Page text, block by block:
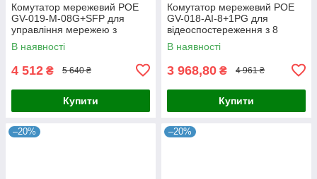
Комутатор мережевий POE
GV-019-M-08G+SFP для
управління мережею з
підтримкою PoE та оптичним
підключенням
В наявності
4 512 ₴ 5 640 ₴
Купити
Комутатор мережевий POE
GV-018-AI-8+1PG для
відеоспостереження з 8
портами 10/100 Mbit та
підтримкою живлення на
В наявності
3 968,80 ₴ 4 961 ₴
Купити
–20% –20%